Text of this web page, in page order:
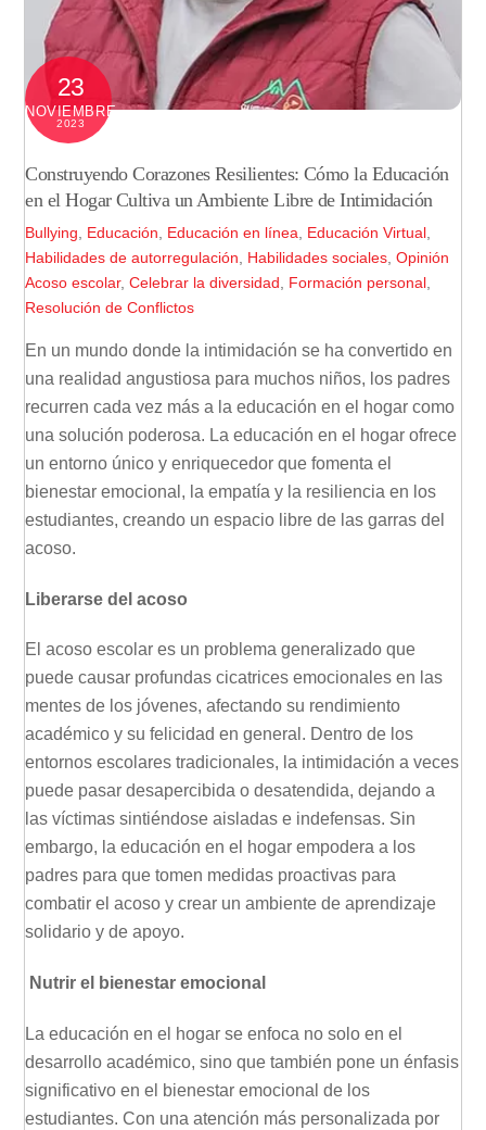
23
NOVIEMBRE
2023
Construyendo Corazones Resilientes: Cómo la Educación
en el Hogar Cultiva un Ambiente Libre de Intimidación
Bullying, Educación, Educación en línea, Educación Virtual,
Habilidades de autorregulación, Habilidades sociales,Opinión
Acoso escolar,Celebrar la diversidad, Formación personal,
Resolución de Conflictos
En un mundo donde la intimidación se ha convertido en
una realidad angustiosa para muchos niños, los padres
recurren cada vez más a la educación en el hogar como
una solución poderosa. La educación en el hogar ofrece
un entorno único y enriquecedor que fomenta el
bienestar emocional, la empatía y la resiliencia en los
estudiantes, creando un espacio libre de las garras del
acoso.
Liberarse del acoso
El acoso escolar es un problema generalizado que
puede causar profundas cicatrices emocionales en las
mentes de los jóvenes, afectando su rendimiento
académico y su felicidad en general. Dentro de los
entornos escolares tradicionales, la intimidación a veces
puede pasar desapercibida o desatendida, dejando a
las víctimas sintiéndose aisladas e indefensas. Sin
embargo, la educación en el hogar empodera a los
padres para que tomen medidas proactivas para
combatir el acoso y crear un ambiente de aprendizaje
solidario y de apoyo.
Nutrir el bienestar emocional
La educación en el hogar se enfoca no solo en el
desarrollo académico, sino que también pone un énfasis
significativo en el bienestar emocional de los
estudiantes. Con una atención más personalizada por